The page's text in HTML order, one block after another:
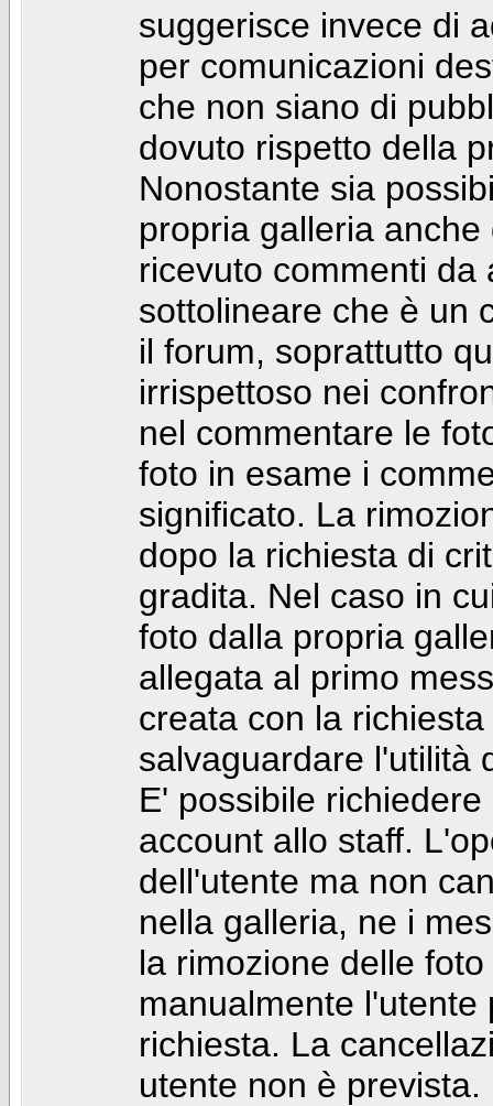
suggerisce invece di
per comunicazioni
che non siano di
dovuto rispetto della
Nonostante sia
propria galleria
ricevuto commenti da
sottolineare che è un
il forum, soprattutto
irrispettoso nei
nel commentare le
foto in esame i
significato. La
dopo la richiesta di
gradita. Nel caso in
foto dalla propria
allegata al primo
creata con la
salvaguardare l'utilità
E' possibile
account allo staff.
dell'utente ma non
nella galleria, ne i
la rimozione delle
manualmente
richiesta. La
utente non è prevista.